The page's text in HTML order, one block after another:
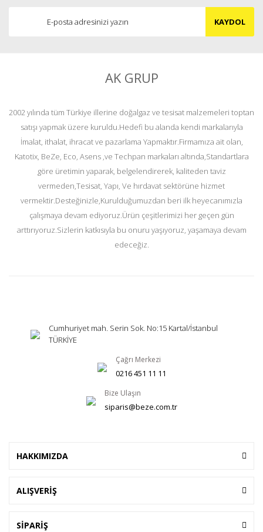
KAYDOL
AK GRUP
2002 yılında tüm Türkiye illerine doğalgaz ve tesisat malzemeleri toptan
satışı yapmak üzere kuruldu.Hedefi bu alanda kendi markalarıyla
İmalat, ithalat, ihracat ve pazarlama Yapmaktır.Firmamıza ait olan,
Katotix, BeZe, Eco, Asens ,ve Techpan markaları altında,Standartlara
göre üretimin yaparak, belgelendirerek, kaliteden taviz
vermeden,Tesisat, Yapı, Ve hırdavat sektörüne hizmet
vermektir.Desteğinizle,Kurulduğumuzdan beri ilk heyecanımızla
çalışmaya devam ediyoruz.Ürün çeşitlerimizi her geçen gün
arttırıyoruz.Sizlerin katkısıyla bu onuru yaşıyoruz, yaşamaya devam
edeceğiz.
Cumhuriyet mah. Serin Sok. No:15 Kartal/İstanbul
TÜRKİYE
Çağrı Merkezi
0216 451 11 11
Bize Ulaşın
siparis@beze.com.tr
HAKKIMIZDA
ALIŞVERİŞ
SİPARİŞ